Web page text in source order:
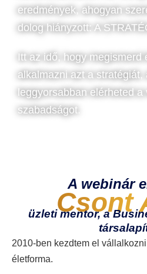
eredmények, ahogyan
dolog hiányzott: A
Itt az idő, hogy megismerd
alkalmazni azt a stratégiát,
leggyorsabban elérheted a
szabadságot.
A webinár
Csont
üzleti mentor, a
2010-ben kezdtem el
életforma.